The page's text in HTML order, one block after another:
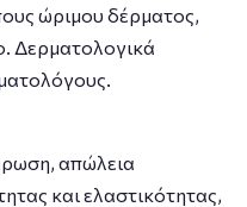
ώριμου δέρματος,
Δερματολογικά
απώλεια
και ελαστικότητας,